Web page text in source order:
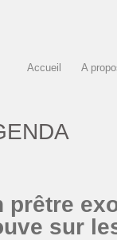
Accueil A
prêtre
sur